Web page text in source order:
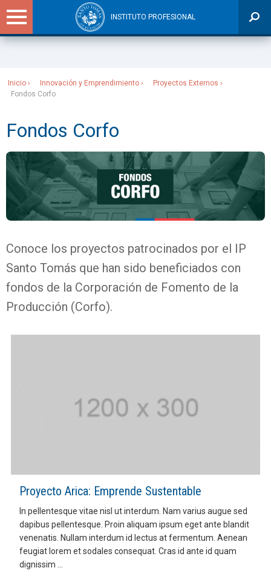
INSTITUTO PROFESIONAL
Inicio Innovación y Emprendimiento
Proyectos Externos
Fondos Corfo
Fondos Corfo
Conoce los proyectos patrocinados por el IP
Santo Tomás que han sido beneficiados con
fondos de la Corporación de Fomento de la
Producción (Corfo).
Proyecto Arica: Emprende Sustentable
In pellentesque vitae nisl ut interdum. Nam varius augue sed
dapibus pellentesque. Proin aliquam ipsum eget ante blandit
venenatis. Nullam interdum id lectus at fermentum. Aenean
feugiat lorem et sodales consequat. Cras id ante id quam
dignissim ...